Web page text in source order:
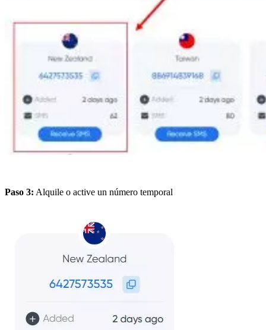
Paso 3: Alquile o active un número temporal